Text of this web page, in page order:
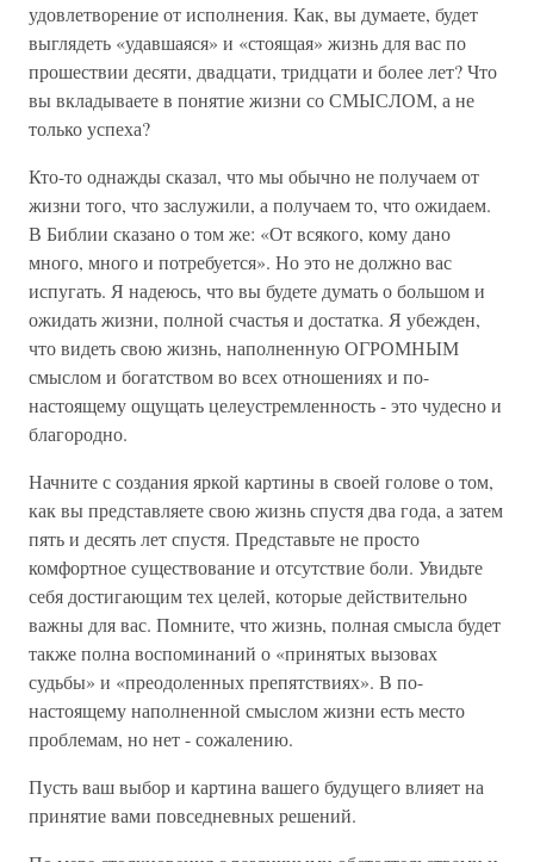
удовлетворение от исполнения. Как, вы думаете, будет
выглядеть «удавшаяся» и «стоящая» жизнь для вас по
прошествии десяти, двадцати, тридцати и более лет? Что
вы вкладываете в понятие жизни со СМЫСЛОМ, а не
только успеха?
Кто-то однажды сказал, что мы обычно не получаем от
жизни того, что заслужили, а получаем то, что ожидаем.
В Библии сказано о том же: «От всякого, кому дано
много, много и потребуется». Но это не должно вас
испугать. Я надеюсь, что вы будете думать о большом и
ожидать жизни, полной счастья и достатка. Я убежден,
что видеть свою жизнь, наполненную ОГРОМНЫМ
смыслом и богатством во всех отношениях и по-
настоящему ощущать целеустремленность - это чудесно и
благородно.
Начните с создания яркой картины в своей голове о том,
как вы представляете свою жизнь спустя два года, а затем
пять и десять лет спустя. Представьте не просто
комфортное существование и отсутствие боли. Увидьте
себя достигающим тех целей, которые действительно
важны для вас. Помните, что жизнь, полная смысла будет
также полна воспоминаний о «принятых вызовах
судьбы» и «преодоленных препятствиях». В по-
настоящему наполненной смыслом жизни есть место
проблемам, но нет - сожалению.
Пусть ваш выбор и картина вашего будущего влияет на
принятие вами повседневных решений.